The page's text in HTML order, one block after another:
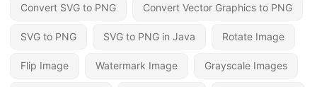
Convert SVG to PNG Convert Vector Graphics to PNG
SVG to PNG SVG to PNG in Java Rotate Image
Flip Image Watermark Image Grayscale Images